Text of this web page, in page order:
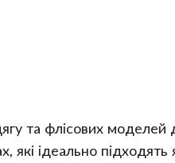
та флісових
які ідеально підходять